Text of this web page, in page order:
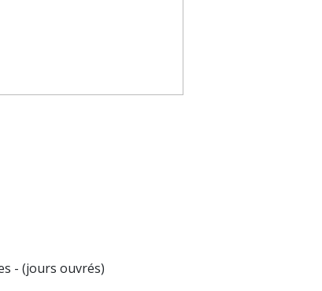
- (jours ouvrés)